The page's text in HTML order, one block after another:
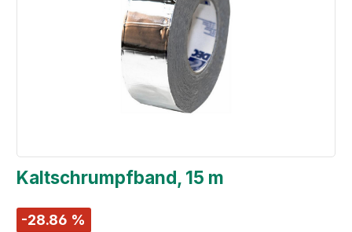
Kaltschrumpfband, 15 m
-28.86 %